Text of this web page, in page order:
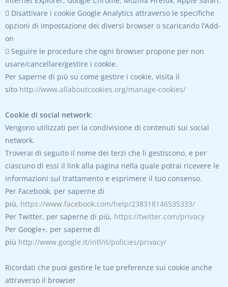
 Disattivare i cookie Google Analytics attraverso le specifiche
opzioni di impostazione dei diversi browser o scaricando l’Add-
on
 Seguire le procedure che ogni browser propone per non
usare/cancellare/gestire i cookie.
Per saperne di più su come gestire i cookie, visita il
sito http://www.allaboutcookies.org/manage-cookies/
Cookie di social network:
Vengono utilizzati per la condivisione di contenuti sui social
network.
Troverai di seguito il nome dei terzi che li gestiscono, e per
ciascuno di essi il link alla pagina nella quale potrai ricevere le
informazioni sul trattamento e esprimere il tuo consenso.
Per Facebook, per saperne di
più, https://www.facebook.com/help/238318146535333/
Per Twitter, per saperne di più, https://twitter.com/privacy
Per Google+, per saperne di
più http://www.google.it/intl/it/policies/privacy/
Ricordati che puoi gestire le tue preferenze sui cookie anche
attraverso il browser